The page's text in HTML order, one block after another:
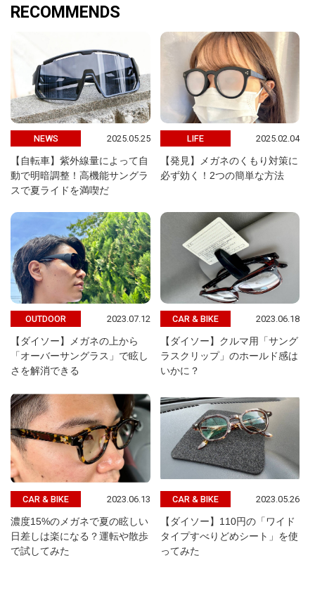
RECOMMENDS
NEWS 2025.05.25
【自転車】紫外線量によって自
動で明暗調整！高機能サングラ
スで夏ライドを満喫だ
LIFE 2025.02.04
【発見】メガネのくもり対策に
必ず効く！2つの簡単な方法
OUTDOOR 2023.07.12
【ダイソー】メガネの上から
「オーバーサングラス」で眩し
さを解消できる
CAR & BIKE 2023.06.18
【ダイソー】クルマ用「サング
ラスクリップ」のホールド感は
いかに？
CAR & BIKE 2023.06.13
濃度15%のメガネで夏の眩しい
日差しは楽になる？運転や散歩
で試してみた
CAR & BIKE 2023.05.26
【ダイソー】110円の「ワイド
タイプすべりどめシート」を使
ってみた